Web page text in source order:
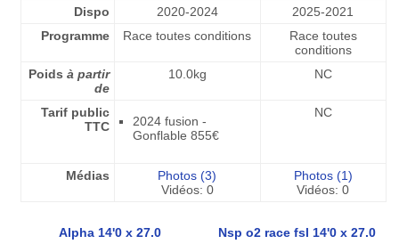
Dispo 2020-2024
2025-2021
Programme
Race toutes conditions
Race toutes
conditions
Poids à partir
de
10.0kg NC
Tarif public
TTC
2024 fusion -
Gonflable 855€
NC
Médias
Photos (3)
Vidéos: 0
Photos (1)
Vidéos: 0
Alpha 14'0 x 27.0
Nsp o2 race fsl 14'0 x 27.0